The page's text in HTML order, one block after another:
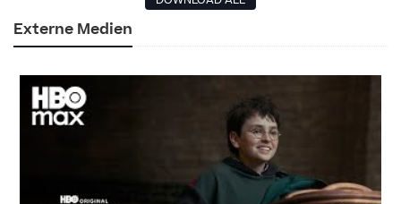
Externe Medien